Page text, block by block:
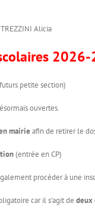
Alicia
petite section)
ouvertes.
mairie afin de retirer le
(entrée en CP)
procéder à une
car il s’agit de deux